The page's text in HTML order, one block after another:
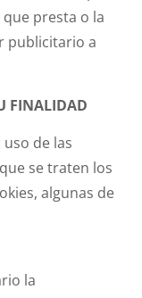
presta o la
publicitario a
FINALIDAD
de las
se traten los
algunas de
la